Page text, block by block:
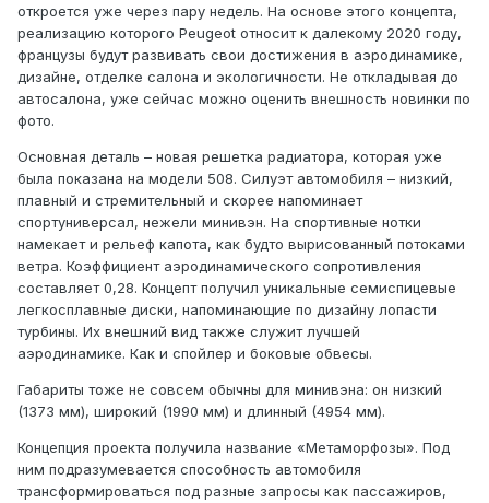
откроется уже через пару недель. На основе этого концепта,
реализацию которого Peugeot относит к далекому 2020 году,
французы будут развивать свои достижения в аэродинамике,
дизайне, отделке салона и экологичности. Не откладывая до
автосалона, уже сейчас можно оценить внешность новинки по
фото.
Основная деталь – новая решетка радиатора, которая уже
была показана на модели 508. Силуэт автомобиля – низкий,
плавный и стремительный и скорее напоминает
спортуниверсал, нежели минивэн. На спортивные нотки
намекает и рельеф капота, как будто вырисованный потоками
ветра. Коэффициент аэродинамического сопротивления
составляет 0,28. Концепт получил уникальные семиспицевые
легкосплавные диски, напоминающие по дизайну лопасти
турбины. Их внешний вид также служит лучшей
аэродинамике. Как и спойлер и боковые обвесы.
Габариты тоже не совсем обычны для минивэна: он низкий
(1373 мм), широкий (1990 мм) и длинный (4954 мм).
Концепция проекта получила название «Метаморфозы». Под
ним подразумевается способность автомобиля
трансформироваться под разные запросы как пассажиров,